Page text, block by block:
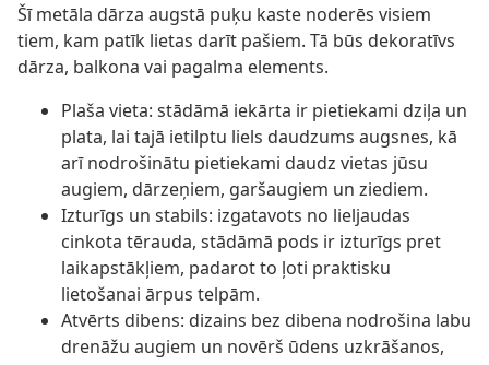
Šī metāla dārza augstā puķu kaste noderēs visiem
tiem, kam patīk lietas darīt pašiem. Tā būs dekoratīvs
dārza, balkona vai pagalma elements.
Plaša vieta: stādāmā iekārta ir pietiekami dziļa un
plata, lai tajā ietilptu liels daudzums augsnes, kā
arī nodrošinātu pietiekami daudz vietas jūsu
augiem, dārzeņiem, garšaugiem un ziediem.
Izturīgs un stabils: izgatavots no lieljaudas
cinkota tērauda, stādāmā pods ir izturīgs pret
laikapstākļiem, padarot to ļoti praktisku
lietošanai ārpus telpām.
Atvērts dibens: dizains bez dibena nodrošina labu
drenāžu augiem un novērš ūdens uzkrāšanos,